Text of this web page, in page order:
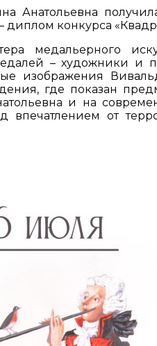
Анатольевна
диплом конкурса
медальерного
– художники и
изображения
где показан
и на
впечатлением от